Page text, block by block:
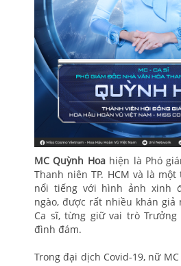
MC Quỳnh Hoa hiện là Phó
Thanh niên TP. HCM và là
nổi tiếng với hình ảnh xinh
ngào, được rất nhiều khán giả
Ca sĩ, từng giữ vai trò Trưởng
đình đám.
Trong đại dịch Covid-19, nữ